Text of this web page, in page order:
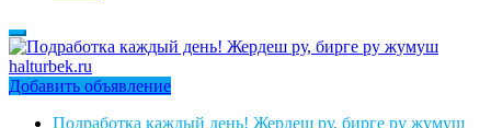
Добавить объявление
Подработка каждый день! Жердеш ру, бирге ру жумуш